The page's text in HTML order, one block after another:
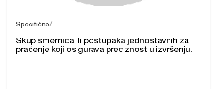
Specifične
Skup smernica ili postupaka jednostavnih za
praćenje koji osigurava preciznost u izvršenju.